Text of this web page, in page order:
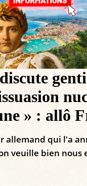
» : allô
allemand qui l'a
veuille bien nous